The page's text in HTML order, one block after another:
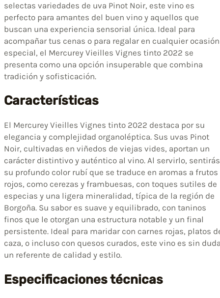
selectas variedades de uva Pinot Noir, este vino es
perfecto para amantes del buen vino y aquellos que
buscan una experiencia sensorial única. Ideal para
acompañar tus cenas o para regalar en cualquier ocasión
especial, el Mercurey Vieilles Vignes tinto 2022 se
presenta como una opción insuperable que combina
tradición y sofisticación.
Características
El Mercurey Vieilles Vignes tinto 2022 destaca por su
elegancia y complejidad organoléptica. Sus uvas Pinot
Noir, cultivadas en viñedos de viejas vides, aportan un
carácter distintivo y auténtico al vino. Al servirlo, sentirás
su profundo color rubí que se traduce en aromas a frutos
rojos, como cerezas y frambuesas, con toques sutiles de
especias y una ligera mineralidad, típica de la región de
Borgoña. Su sabor es suave y equilibrado, con taninos
finos que le otorgan una estructura notable y un final
persistente. Ideal para maridar con carnes rojas, platos
caza, o incluso con quesos curados, este vino es sin
un referente de calidad y estilo.
Especificaciones técnicas